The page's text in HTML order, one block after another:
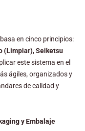
en cinco principios:
(Limpiar), Seiketsu
este sistema en el
ágiles, organizados y
de calidad y
y Embalaje